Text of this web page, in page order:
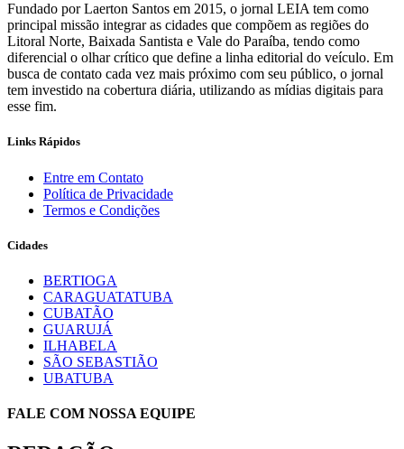
Fundado por Laerton Santos em 2015, o jornal LEIA tem como
principal missão integrar as cidades que compõem as regiões do
Litoral Norte, Baixada Santista e Vale do Paraíba, tendo como
diferencial o olhar crítico que define a linha editorial do veículo. Em
busca de contato cada vez mais próximo com seu público, o jornal
tem investido na cobertura diária, utilizando as mídias digitais para
esse fim.
Links Rápidos
Entre em Contato
Política de Privacidade
Termos e Condições
Cidades
BERTIOGA
CARAGUATATUBA
CUBATÃO
GUARUJÁ
ILHABELA
SÃO SEBASTIÃO
UBATUBA
FALE COM NOSSA EQUIPE